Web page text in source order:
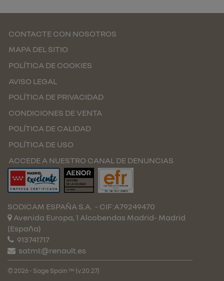
CONTACTE CON NOSOTROS
MAPA DEL SITIO
POLÍTICA DE COOKIES
AVISO LEGAL
POLÍTICA DE PRIVACIDAD
CONDICIONES DE VENTA
POLÍTICA DE CALIDAD
POLÍTICA DE USO
ACCEDE A NUESTRO CANAL DE DENUNCIAS
SODICAM ESPAÑA S.A. - CIF:A79249470
Avenida Europa, 1 Alcobendas Madrid- Madrid
(España)
913741717
satmt@renault.es
© 2026 - Sage Spain ™ (v.20.27)